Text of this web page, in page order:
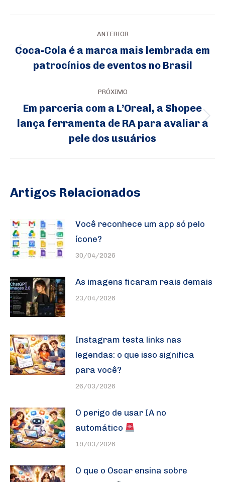
de
post:
ANTERIOR
Coca-Cola é a marca mais lembrada em
patrocínios de eventos no Brasil
PRÓXIMO
Próximo
post:
Em parceria com a L’Oreal, a Shopee
lança ferramenta de RA para avaliar a
pele dos usuários
Artigos Relacionados
Você reconhece um app só pelo
ícone?
30/04/2026
As imagens ficaram reais demais
23/04/2026
Instagram testa links nas
legendas: o que isso significa
para você?
26/03/2026
O perigo de usar IA no
automático
19/03/2026
O que o Oscar ensina sobre